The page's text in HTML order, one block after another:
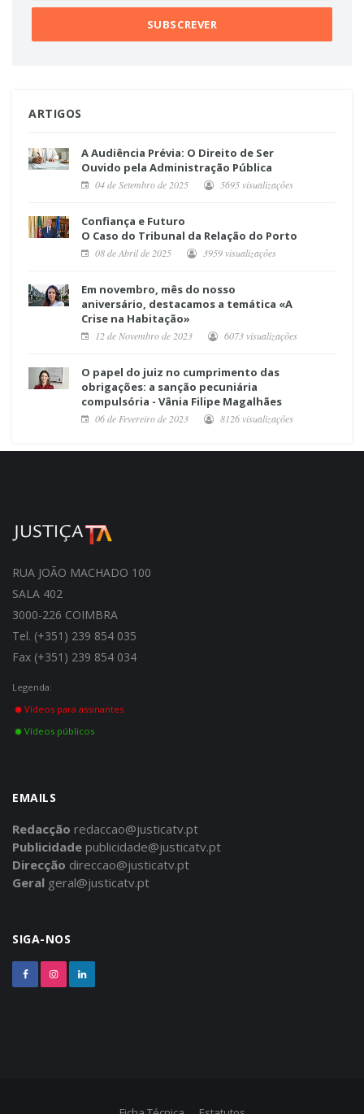
ARTIGOS
A Audiência Prévia: O Direito de Ser
Ouvido pela Administração Pública
04 de Setembro de 2025 5695 visualizações
Confiança e Futuro
O Caso do Tribunal da Relação do Porto
08 de Abril de 2025 3959 visualizações
Em novembro, mês do nosso
aniversário, destacamos a temática «A
Crise na Habitação»
12 de Novembro de 2023 6073 visualizações
O papel do juiz no cumprimento das
obrigações: a sanção pecuniária
compulsória - Vânia Filipe Magalhães
06 de Fevereiro de 2023 8126 visualizações
RUA JOÃO MACHADO 100
SALA 402
3000-226 COIMBRA
Tel. (+351) 239 854 035
Fax (+351) 239 854 034
Legenda:
Vídeos para assinantes
Vídeos públicos
EMAILS
Redacção redaccao@justicatv.pt
Publicidade publicidade@justicatv.pt
Direcção direccao@justicatv.pt
Geral geral@justicatv.pt
SIGA-NOS